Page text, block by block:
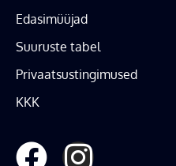
Edasimüüjad
Suuruste tabel
Privaatsustingimused
KKK